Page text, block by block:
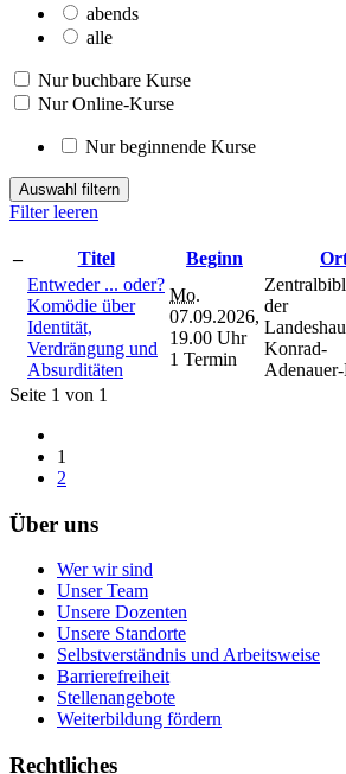
abends
alle
Nur buchbare Kurse
Nur Online-Kurse
Nur beginnende Kurse
Auswahl filtern
Filter leeren
– Titel Beginn
Entweder ... oder?
Komödie über
Identität,
Verdrängung und
Absurditäten
Mo.
07.09.2026,
19.00 Uhr
1 Termin
der
Konrad-
Adenauer-
Seite 1 von 1
1
2
Über uns
Wer wir sind
Unser Team
Unsere Dozenten
Unsere Standorte
Selbstverständnis und Arbeitsweise
Barrierefreiheit
Stellenangebote
Weiterbildung fördern
Rechtliches